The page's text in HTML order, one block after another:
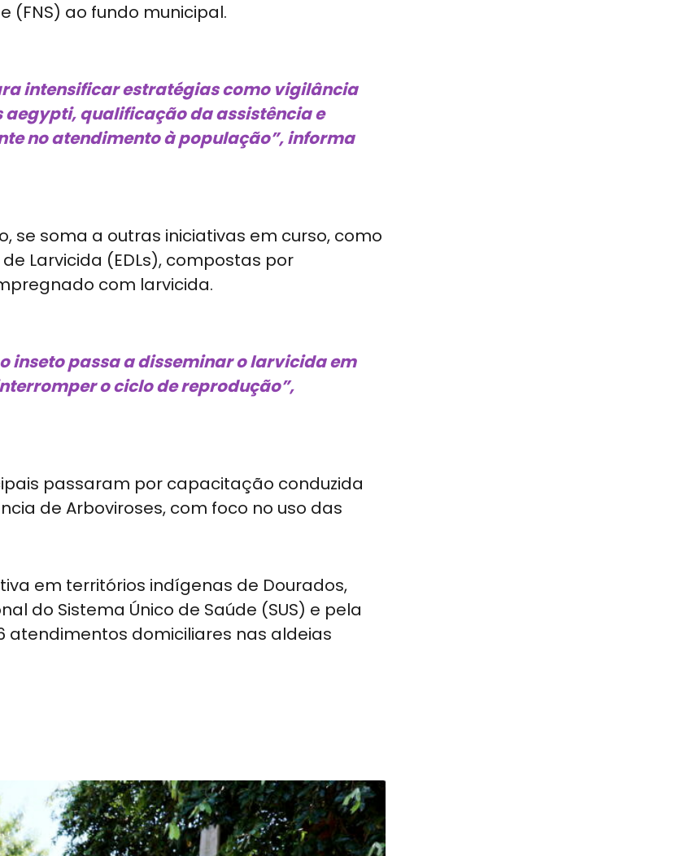
(FNS) ao fundo municipal.
intensificar estratégias como vigilância
aegypti, qualificação da assistência e
no atendimento à população”, informa
se soma a outras iniciativas em curso, como
Larvicida (EDLs), compostas por
com larvicida.
inseto passa a disseminar o larvicida em
o ciclo de reprodução”,
passaram por capacitação conduzida
de Arboviroses, com foco no uso das
em territórios indígenas de Dourados,
do Sistema Único de Saúde (SUS) e pela
atendimentos domiciliares nas aldeias